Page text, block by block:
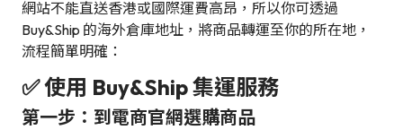
網站不能直送香港或國際運費高昂，所以你可透過
Buy&Ship 的海外倉庫地址，將商品轉運至你的所在地，
流程簡單明確：
✅ 使用 Buy&Ship 集運服務
第一步：到電商官網選購商品